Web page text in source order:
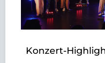
Konzert-